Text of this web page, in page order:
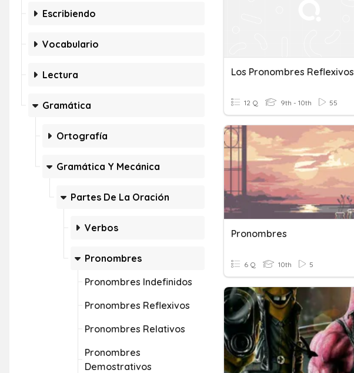
Escribiendo
Vocabulario
Lectura
Gramática
Ortografía
Gramática Y Mecánica
Partes De La Oración
Verbos
Pronombres
Pronombres Indefinidos
Pronombres Reflexivos
Pronombres Relativos
Pronombres
Demostrativos
Los Pronombres Reflexivos
12 Q 9th - 10th 55
Pronombres
6 Q 10th 5